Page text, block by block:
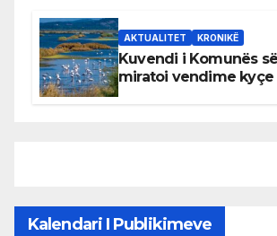
AKTUALITET KRONIKË
Kuvendi i Komunës
miratoi vendime kyçe
Kalendari I Publikimeve